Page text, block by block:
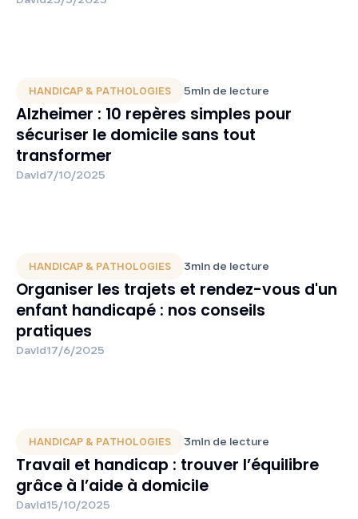
HANDICAP & PATHOLOGIES 5min de lecture
Alzheimer : 10 repères simples pour
sécuriser le domicile sans tout
transformer
David7/10/2025
HANDICAP & PATHOLOGIES 3min de lecture
Organiser les trajets et rendez-vous d'un
enfant handicapé : nos conseils
pratiques
David17/6/2025
HANDICAP & PATHOLOGIES 3min de lecture
Travail et handicap : trouver l’équilibre
grâce à l’aide à domicile
David15/10/2025